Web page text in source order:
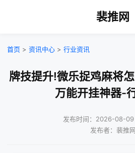
裴推网
首页 > 资讯中心 > 行业资讯
牌技提升!微乐捉鸡麻将怎
万能开挂神器-
发布时间：2026-08-09
发布者：裴推网